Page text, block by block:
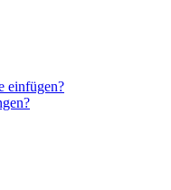
einfügen?